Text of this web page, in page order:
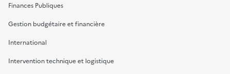
Finances Publiques
Gestion budgétaire et financière
International
Intervention technique et logistique